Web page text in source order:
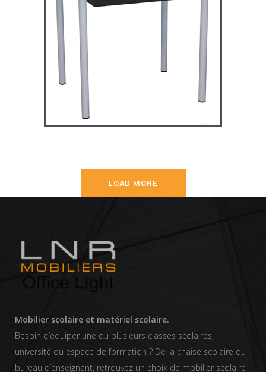
TD4P75 – Dale table 4 pieds
70×50
TABLES SECONDAIRE
LOAD MORE
Mobilier scolaire et matériel scolaire.
Besoin d’équiper une ou plusieurs classes scolaires,
université ou espace de formation ? De la chaise scolaire ou
bureau d’enseignant, retrouvez un choix de mobilier scolaire